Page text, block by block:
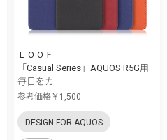
ＬＯＯＦ
「Casual Series」AQUOS R5G用
毎日をカ...
参考価格￥1,500
DESIGN FOR AQUOS